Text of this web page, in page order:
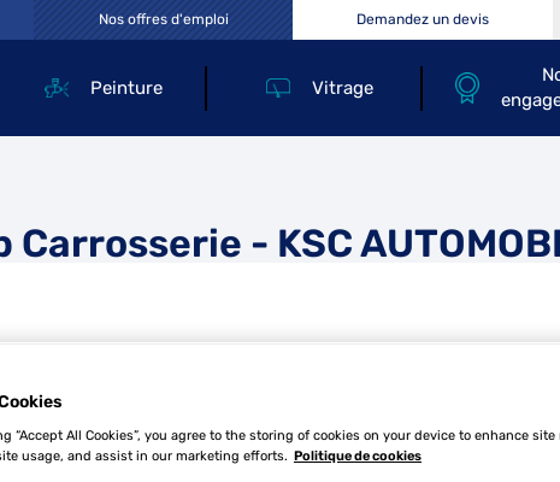
Peinture Vitrage
Nos offres d'emploi Demandez un devis
Carrosserie - KSC
“Accept All Cookies”, you agree to the storing of cookies on your device to enhance
usage, and assist in our marketing efforts. Politique de cookies